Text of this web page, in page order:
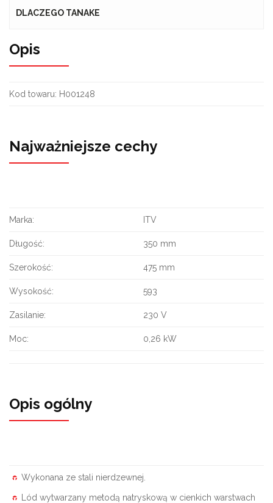
DLACZEGO TANAKE
Opis
Kod towaru: H001248
Najważniejsze cechy
Marka: ITV
Długość: 350 mm
Szerokość: 475 mm
Wysokość: 593
Zasilanie: 230 V
Moc: 0,26 kW
Opis ogólny
Wykonana ze stali nierdzewnej.
Lód wytwarzany metodą natryskową w cienkich warstwach